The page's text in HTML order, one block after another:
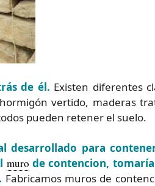
de él. Existen diferentes
vertido, maderas
pueden retener el suelo.
desarrollado para
muro de contencion,
. Fabricamos muros de